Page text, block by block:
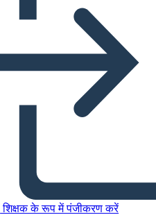
शिक्षक के रूप में पंजीकरण करें